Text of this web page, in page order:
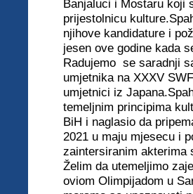
Banjaluci i Mostaru koji
prijestolnicu
njihove kandidature i
jesen ove godine kada
Radujemo se saradnji
umjetnika na XXXV
umjetnici iz
temeljnim principima
BiH i naglasio da
2021 u maju mjesecu i
zaintersiranim akterima
Želim da utemeljimo
oviom Olimpijadom u